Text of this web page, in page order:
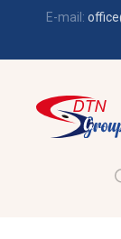
E-mail: